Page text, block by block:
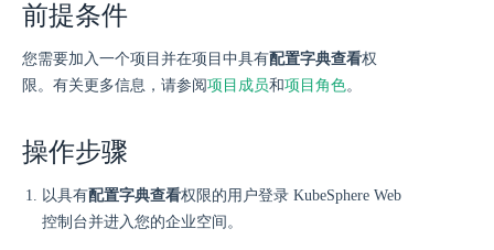
前提条件
您需要加入一个项目并在项目中具有配置字典查看权
限。有关更多信息，请参阅项目成员和项目角色。
操作步骤
以具有配置字典查看权限的用户登录 KubeSphere Web
控制台并进入您的企业空间。